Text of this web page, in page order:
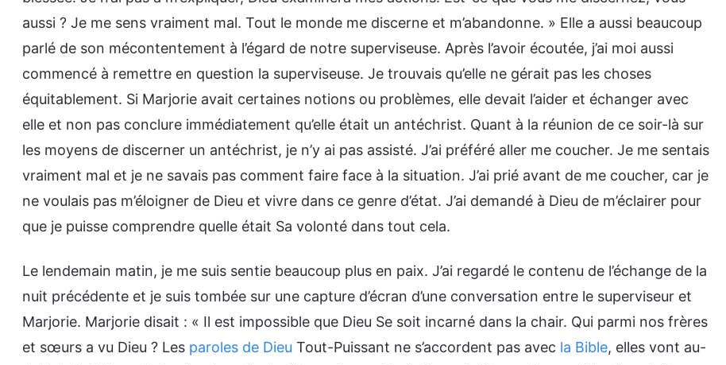
aussi ? Je me sens vraiment mal. Tout le monde me discerne et m’abandonne. » Elle a aussi beaucoup
parlé de son mécontentement à l’égard de notre superviseuse. Après l’avoir écoutée, j’ai moi aussi
commencé à remettre en question la superviseuse. Je trouvais qu’elle ne gérait pas les choses
équitablement. Si Marjorie avait certaines notions ou problèmes, elle devait l’aider et échanger avec
elle et non pas conclure immédiatement qu’elle était un antéchrist. Quant à la réunion de ce soir-là sur
les moyens de discerner un antéchrist, je n’y ai pas assisté. J’ai préféré aller me coucher. Je me sentais
vraiment mal et je ne savais pas comment faire face à la situation. J’ai prié avant de me coucher, car je
ne voulais pas m’éloigner de Dieu et vivre dans ce genre d’état. J’ai demandé à Dieu de m’éclairer pour
que je puisse comprendre quelle était Sa volonté dans tout cela.
Le lendemain matin, je me suis sentie beaucoup plus en paix. J’ai regardé le contenu de l’échange de la
nuit précédente et je suis tombée sur une capture d’écran d’une conversation entre le superviseur et
Marjorie. Marjorie disait : « Il est impossible que Dieu Se soit incarné dans la chair. Qui parmi nos frères
et sœurs a vu Dieu ? Les paroles de Dieu Tout-Puissant ne s’accordent pas avec la Bible, elles vont au-